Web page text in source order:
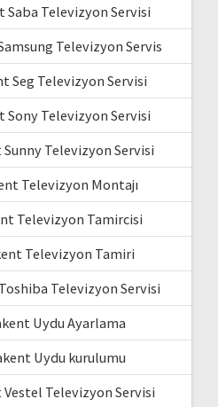
Televizyon Servisi
Televizyon Servis
Seg Televizyon Servisi
Televizyon Servisi
Televizyon Servisi
Televizyon Montajı
Televizyon Tamircisi
Televizyon Tamiri
Televizyon Servisi
Uydu Ayarlama
Uydu kurulumu
Televizyon Servisi